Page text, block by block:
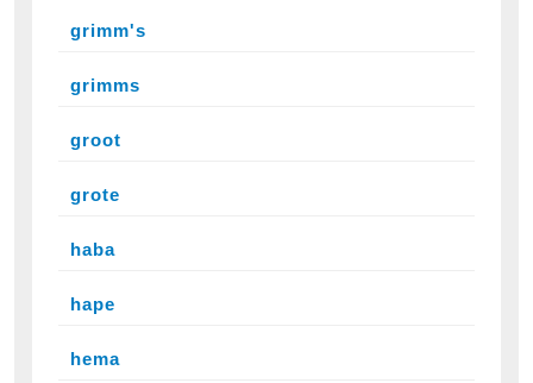
grimm's
grimms
groot
grote
haba
hape
hema